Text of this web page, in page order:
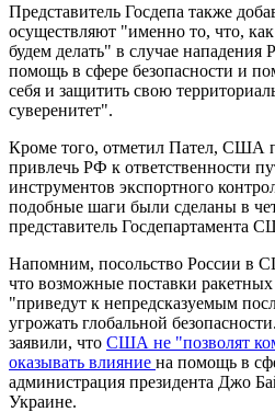
Представитель Госдепа также
осуществляют "именно то, что,
будем делать" в случае
помощь в сфере безопасности и
себя и защитить свою
суверенитет".
Кроме того, отметил Пател, США
привлечь РФ к ответственности
инструментов экспортного
подобные шаги были сделаны в
представитель Госдепартамента
Напомним, посольство России в
что возможные поставки
"приведут к непредсказуемым
угрожать глобальной
заявили, что США не "позволят
оказывать влияние на помощь в
администрация президента Джо
Украине.